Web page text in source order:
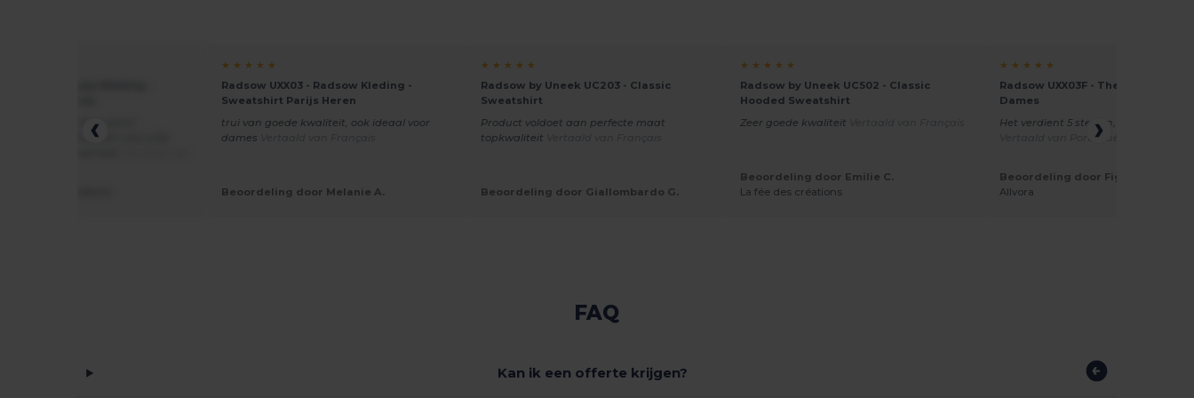
kwaliteit! Zeer zacht!
katoen! Bedankt voor jullie
★ ★ ★ ★ ★
Radsow UXX03 - Radsow Kleding -
Sweatshirt Parijs Heren
trui van goede kwaliteit, ook ideaal voor
dames
Beoordeling door Melanie A.
★ ★ ★ ★ ★
Radsow by Uneek UC203 - Classic
Sweatshirt
Product voldoet aan perfecte maat
topkwaliteit
Beoordeling door Giallombardo G.
★ ★ ★ ★ ★
Radsow by Uneek UC502 - Classic
Hooded Sweatshirt
Zeer goede kwaliteit
Beoordeling door Emilie C.
La fée des créations
★ ★ ★ ★ ★
Radsow UXX03F - The Paris
Dames
Het verdient 5 sterren, geen enkel
Vertaald van Português
Beoordeling door Figueiredo A.
Allvora
FAQ
Kan ik een offerte krijgen?